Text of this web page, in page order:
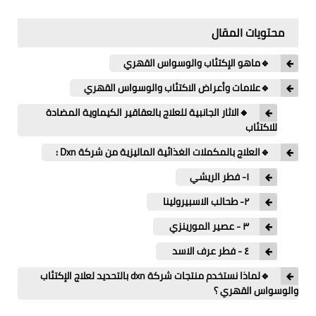
محتويات المقال
🔹ماهو الإكتئاب والوسواس القهري
🔹علامات وأعراض الاكتئاب والوسواس القهري
🔸الاثار الجانبية للعلاج بالعقاقير الكيماوية المضادة
للاكتئاب
🔹العلاج بالمكملات الغذائية الماليزية من شركة Dxn :
١- فطر الريشي
٢- طحالب الاسبيرولينا
٣ - عصير المورينزي
٤ - فطر عرف الاسد
🔹لماذا نستخدم منتجات شركة dxn بالتحديد لعلاج الإكتئاب
والوسواس القهري ؟